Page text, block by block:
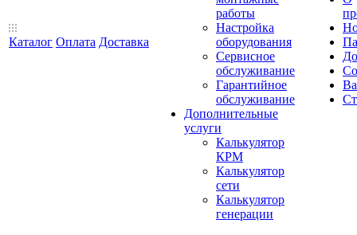
Каталог Оплата Доставка
работы
Настройка
оборудования
Сервисное
обслуживание
Гарантийное
обслуживание
Дополнительные
услуги
Калькулятор
КРМ
Калькулятор
сети
Калькулятор
генерации